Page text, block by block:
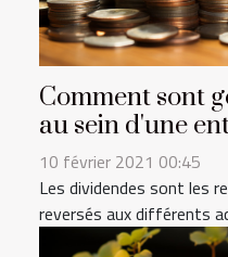
Comment sont
au sein d'une
10 février 2021 00:45
Les dividendes sont les
reversés aux différents